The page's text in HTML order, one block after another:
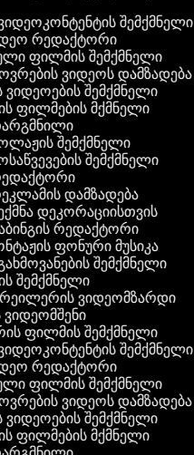
ვიდეოკონტენტის შემქმნელი
რედაქტორი
ფილმის შემქმნელი
ვიდეოს დამზადება
ვიდეოების შემქმნელი
ფილმების მქმნელი
შემქმნელი
შემქმნელი
დამზადება
დეკორაციისთვის
რედაქტორი
ფონური მუსიკა
შემქმნელი
შემქმნელი
ვიდეომზარდი
ვიდეომშენი
ფილმის შემქმნელი
ვიდეოკონტენტის შემქმნელი
რედაქტორი
ფილმის შემქმნელი
ვიდეოს დამზადება
ვიდეოების შემქმნელი
ფილმების მქმნელი